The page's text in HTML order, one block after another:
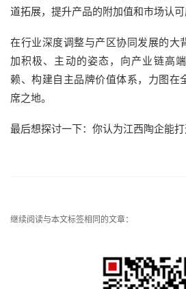
道拓展，提升产品的附加值和市场认可
在行业深度调整与产区协同发展的大
加积极、主动的姿态，向产业链高
赖、构建自主品牌价值体系，力图在
席之地。
最后想探讨一下：你认为江西陶企能打
继续阅读与本文标签相同的文章：